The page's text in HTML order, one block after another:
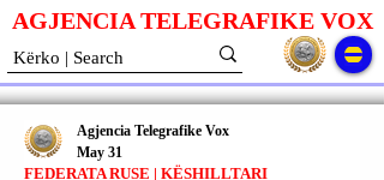
AGJENCIA TELEGRAFIKE VOX
FEDERATA RUSE | KËSHILLTARI
Agjencia Telegrafike Vox
May 31